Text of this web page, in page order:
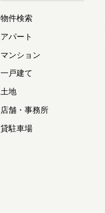
物件検索
アパート
マンション
一戸建て
土地
店舗・事務所
貸駐車場